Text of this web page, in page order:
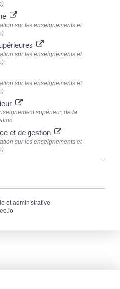
sur les enseignements et
sur les enseignements et
sur les enseignements et
supérieur, de la
et de gestion
sur les enseignements et
et administrative